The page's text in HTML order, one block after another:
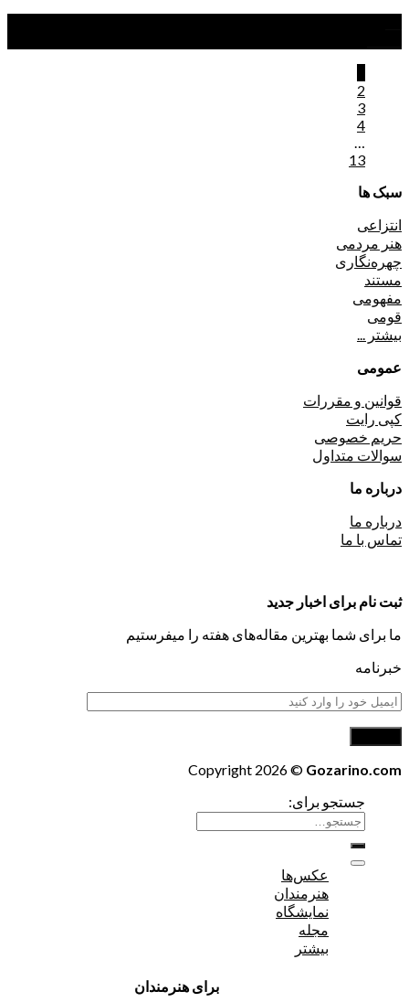
2
3
4
…
13
سبک ها
انتزاعی
هنر مردمی
چهره‌نگاری
مستند
مفهومی
قومی
بیشتر ...
عمومی
قوانین و مقررات
کپی رایت
حریم خصوصی
سوالات متداول
درباره ما
درباره ما
تماس با ما
ثبت نام برای اخبار جدید
ما برای شما بهترین مقاله‌های هفته را میفرستیم
خبرنامه
Copyright 2026 © Gozarino.com
جستجو برای:
عکس‌ها
هنرمندان
نمایشگاه
مجله
بیشتر
برای هنرمندان